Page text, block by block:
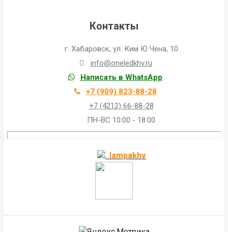
Контакты
г. Хабаровск, ул. Ким Ю Чена, 10
info@oneledkhv.ru
Написать в WhatsApp
+7 (909) 823-88-28
+7 (4212) 66-88-28
ПН-ВС 10:00 - 18:00
lampakhv